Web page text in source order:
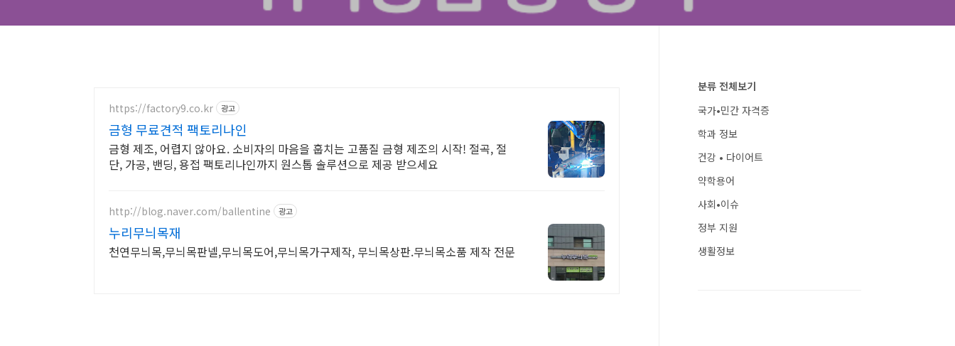
https://factory9.co.kr 광고
금형 무료견적 팩토리나인
금형 제조, 어렵지 않아요. 소비자의 마음을 훕치는 고품질 금형 제조의 시작! 절곡, 절
단, 가공, 밴딩, 용접 팩토리나인까지 원스톱 솔루션으로 제공 받으세요
http://blog.naver.com/ballentine 광고
누리무늬목재
천연무늬목,무늬목판넬,무늬목도어,무늬목가구제작, 무늬목상판.무늬목소품 제작 전문
분류 전체보기
국가•민간 자격증
학과 정보
건강 • 다이어트
약학용어
사회•이슈
정부 지원
생활정보